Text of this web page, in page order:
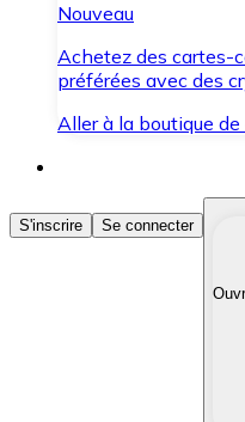
Nouveau
Achetez des cartes-
préférées avec des
Aller à la boutique
Acheter des
Achetez les
Convertissez vos
S'inscrire Se connecter